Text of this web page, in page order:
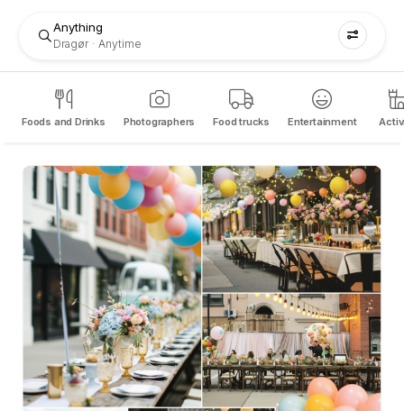
Anything
Dragør Anytime
Foods and Drinks Photographers Food trucks Entertainment